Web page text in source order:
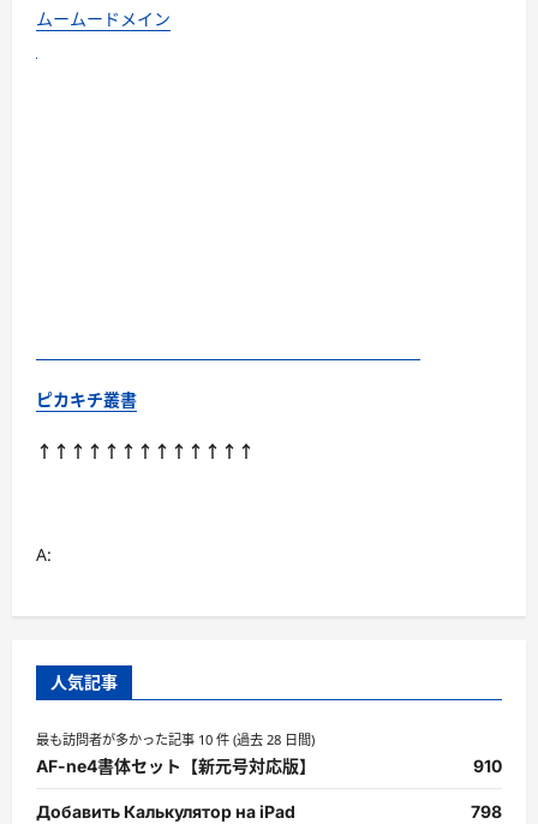
ムームードメイン
ピカキチ叢書
↑↑↑↑↑↑↑↑↑↑↑↑↑
A:
人気記事
最も訪問者が多かった記事 10 件 (過去 28 日間)
AF-ne4書体セット【新元号対応版】 910
Добавить Калькулятор на iPad 798